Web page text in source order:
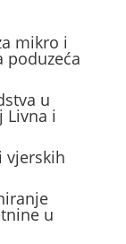
mikro i
poduzeća
u
Livna i
vjerskih
u